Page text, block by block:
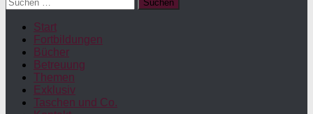
nach:
Start
Fortbildungen
Bücher
Betreuung
Themen
Exklusiv
Taschen und Co.